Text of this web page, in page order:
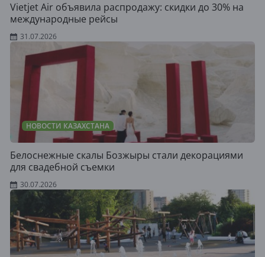
Vietjet Air объявила распродажу: скидки до 30% на
международные рейсы
31.07.2026
НОВОСТИ КАЗАХСТАНА
Белоснежные скалы Бозжыры стали декорациями
для свадебной съемки
30.07.2026